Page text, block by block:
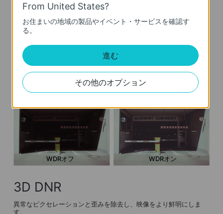
一般的なIRカメラ スマートIRカメラ
WDR
逆光等による明暗差で被写体が黒くつぶれないようにコントラスト
を調整することで、クリアな映像を届けます
WDRオフ WDRオン
3D DNR
異常なピクセレーションと歪みを除去し、映像をより鮮明にしま
す。
From United States?
お住まいの地域の製品やイベント・サービスを確認す
る。
進む
その他のオプション